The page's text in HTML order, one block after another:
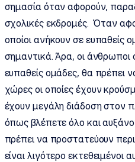
σημασία όταν αφορούν,
σχολικές εκδρομές. Όταν
οποίοι ανήκουν σε ευπαθείς
σημαντικά. Άρα, οι άνθρωποι
ευπαθείς ομάδες, θα πρέπει
χώρες οι οποίες έχουν
έχουν μεγάλη διάδοση στον
όπως βλέπετε όλο και
πρέπει να προστατεύουν
είναι λιγότερο εκτεθειμένοι